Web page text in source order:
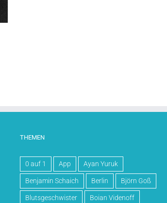
THEMEN
0 auf 1 App Ayan Yuruk
Benjamin Schaich Berlin Björn Goß
Blutsgeschwister Boian Videnoff